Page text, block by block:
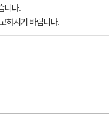
니다.
하시기 바랍니다.